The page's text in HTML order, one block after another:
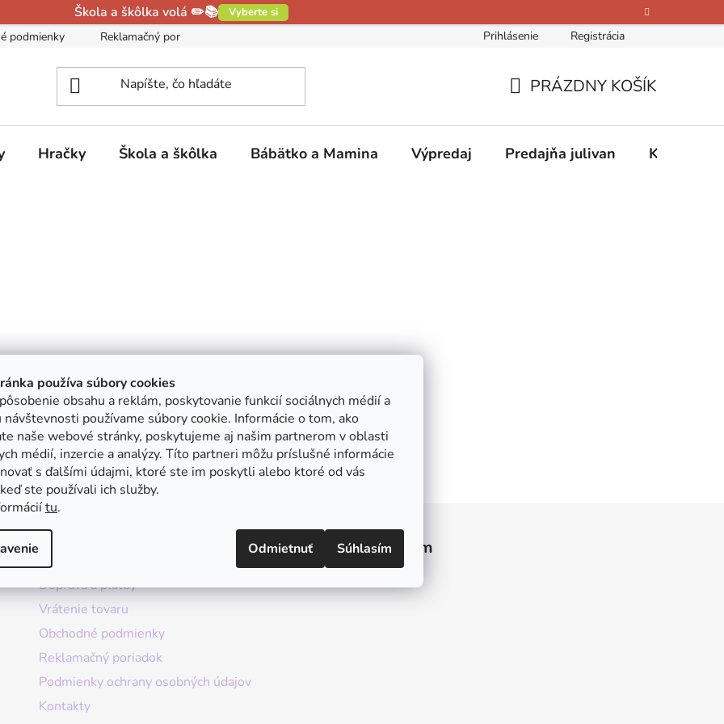
používa súbory cookies
obsahu a reklám, poskytovanie funkcií sociálnych médií a
návštevnosti používame súbory cookie. Informácie o tom, ako
naše webové stránky, poskytujeme aj našim partnerom v oblasti
médií, inzercie a analýzy. Títo partneri môžu príslušné informácie
s ďalšími údajmi, ktoré ste im poskytli alebo ktoré od vás
ste používali ich služby.
tu.
Odmietnuť Súhlasím
Škola a škôlka volá ✏️📚 Vyberte si
podmienky Reklamačný poriadok Kontakty O nás Hodnotenie obchodu
Prihlásenie Registrácia
KOŠÍK
PRÁZDNY KOŠÍK
Hračky Škola a škôlka Bábätko a Mamina Výpredaj Predajňa julivan Kontakty
Doprava a platby
Vrátenie tovaru
Obchodné podmienky
Reklamačný poriadok
Podmienky ochrany osobných údajov
Kontakty
Instagram